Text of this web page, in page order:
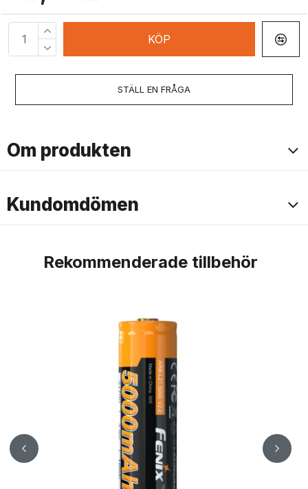
KÖP
STÄLL EN FRÅGA
Om produkten
Kundomdömen
Rekommenderade tillbehör